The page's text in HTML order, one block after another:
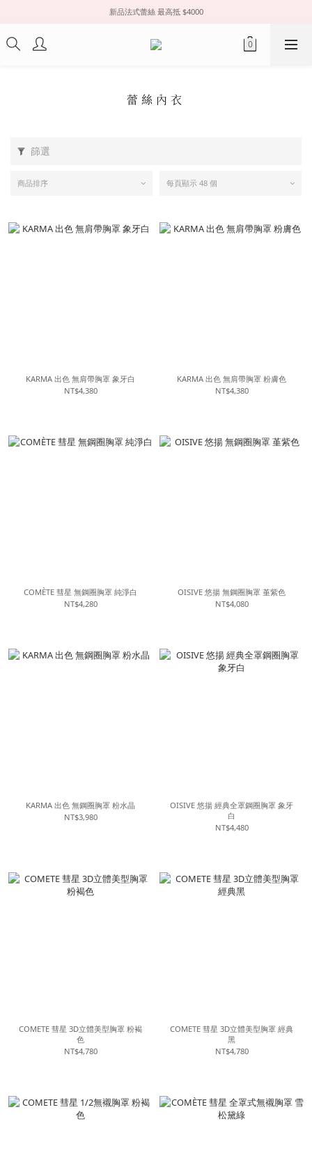
新品法式蕾絲 最高抵 $4000
蕾絲內衣
篩選
商品排序 每頁顯示 48 個
KARMA 出色 無肩帶胸罩 象牙白
NT$4,380
KARMA 出色 無肩帶胸罩 粉膚色
NT$4,380
COMÈTE 彗星 無鋼圈胸罩 純淨白
NT$4,280
OISIVE 悠揚 無鋼圈胸罩 堇紫色
NT$4,080
KARMA 出色 無鋼圈胸罩 粉水晶
NT$3,980
OISIVE 悠揚 經典全罩鋼圈胸罩 象牙
白
NT$4,480
COMETE 彗星 3D立體美型胸罩 粉褐
色
NT$4,780
COMETE 彗星 3D立體美型胸罩 經典
黑
NT$4,780